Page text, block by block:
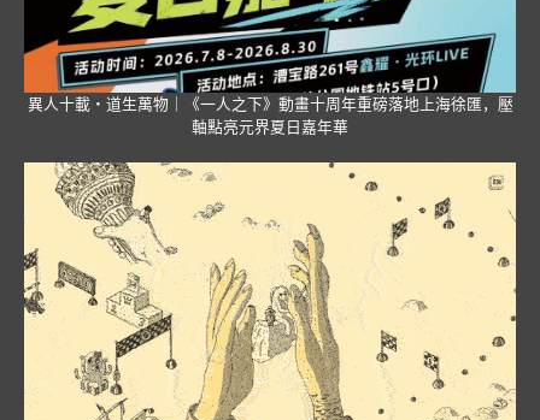
異人十載・道生萬物｜《一人之下》動畫十周年重磅落地上海徐匯，壓
軸點亮元界夏日嘉年華